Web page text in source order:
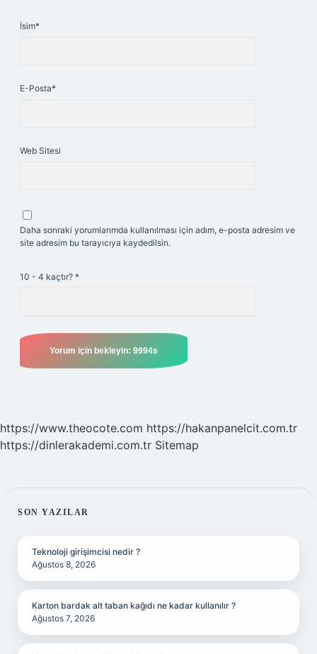
İsim*
E-Posta*
Web Sitesi
Daha sonraki yorumlarımda kullanılması için adım, e-posta adresim ve
site adresim bu tarayıcıya kaydedilsin.
10 - 4 kaçtır? *
https://www.theocote.com https://hakanpanelcit.com.tr
https://dinlerakademi.com.tr Sitemap
SIDEBAR
SON YAZILAR
Teknoloji girişimcisi nedir ?
Ağustos 8, 2026
Karton bardak alt taban kağıdı ne kadar kullanılır ?
Ağustos 7, 2026